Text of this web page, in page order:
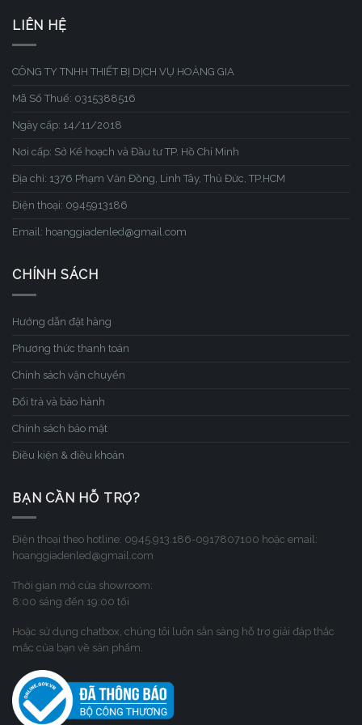
LIÊN HỆ
CÔNG TY TNHH THIẾT BỊ DỊCH VỤ HOÀNG GIA
Mã Số Thuế: 0315388516
Ngày cấp: 14/11/2018
Nơi cấp: Sở Kế hoạch và Đầu tư TP. Hồ Chí Minh
Địa chỉ: 1376 Phạm Văn Đồng, Linh Tây, Thủ Đức, TP.HCM
Điện thoại: 0945913186
Email: hoanggiadenled@gmail.com
CHÍNH SÁCH
Hướng dẫn đặt hàng
Phương thức thanh toán
Chính sách vận chuyển
Đổi trả và bảo hành
Chính sách bảo mật
Điều kiện & điều khoản
BẠN CẦN HỖ TRỢ?
Điện thoại theo hotline: 0945.913.186-0917807100 hoặc email:
hoanggiadenled@gmail.com
Thời gian mở cửa showroom:
8:00 sáng đến 19:00 tối
Hoặc sử dụng chatbox, chúng tôi luôn sẳn sàng hỗ trợ giải đáp thắc
mắc của bạn về sản phẩm.